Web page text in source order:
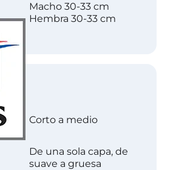
Macho 30-33 cm
Hembra 30-33 cm
Corto a medio
De una sola capa, de
suave a gruesa